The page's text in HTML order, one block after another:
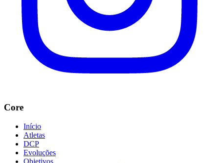
Core
Início
Atletas
DCP
Evoluções
Objetivos